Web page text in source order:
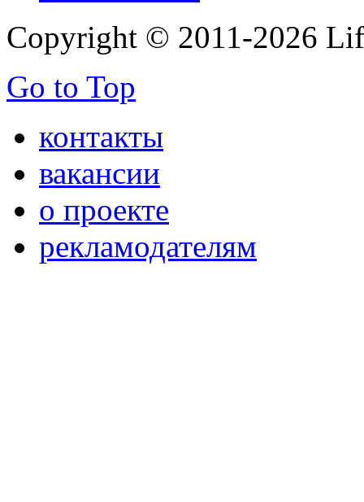
Copyright © 2011-2026
Go to Top
контакты
вакансии
о проекте
рекламодателям